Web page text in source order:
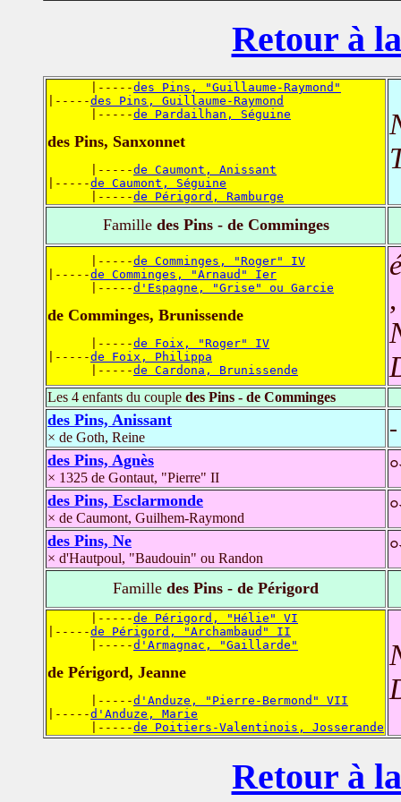
Retour à
      |-----
des Pins, "Guillaume-Raymond"
|-----des Pins, Guillaume-Raymond
      |-----
de Pardailhan, Séguine
des Pins, Sanxonnet
      |-----
de Caumont, Anissant
|-----de Caumont, Séguine
      |-----
de Périgord, Ramburge
Familledes Pins - de Comminges
      |-----
de Comminges, "Roger" IV
|-----de Comminges, "Arnaud" Ier
      |-----
d'Espagne, "Grise" ou Garcie
de Comminges, Brunissende
      |-----
de Foix, "Roger" IV
|-----de Foix, Philippa
      |-----
de Cardona, Brunissende
Les 4 enfants du couple des Pins - de Comminges
des Pins, Anissant
× de Goth, Reine
des Pins, Agnès
× 1325 de Gontaut, "Pierre" II
des Pins, Esclarmonde
× de Caumont, Guilhem-Raymond
des Pins, Ne
× d'Hautpoul, "Baudouin" ou Randon
Famille des Pins - de Périgord
      |-----
de Périgord, "Hélie" VI
|-----de Périgord, "Archambaud" II
      |-----
d'Armagnac, "Gaillarde"
de Périgord, Jeanne
      |-----
d'Anduze, "Pierre-Bermond" VII
|-----d'Anduze, Marie
      |-----
de Poitiers-Valentinois, Josserande
Retour à